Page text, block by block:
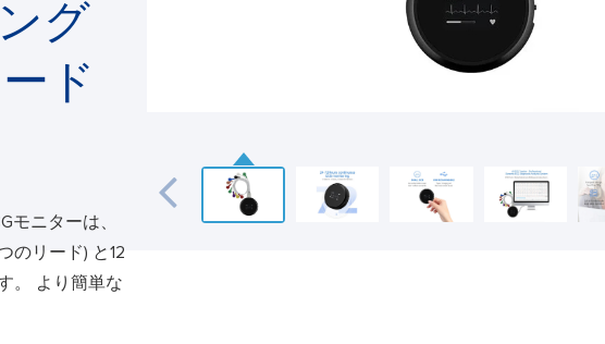
グ
ド
モニターは、
のリード) と12
。 より簡単な